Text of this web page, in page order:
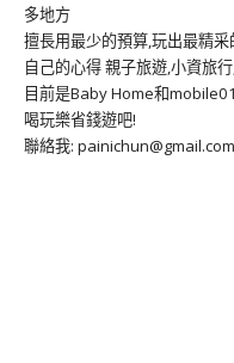
多地方
擅長用最少的預算,玩出最精
自己的心得 親子旅遊,小資旅
目前是Baby Home和
喝玩樂省錢遊吧!
聯絡我: painichun@gmail.com